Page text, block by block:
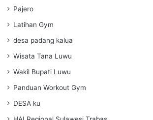
Pajero
Latihan Gym
desa padang kalua
Wisata Tana Luwu
Wakil Bupati Luwu
Panduan Workout Gym
DESA ku